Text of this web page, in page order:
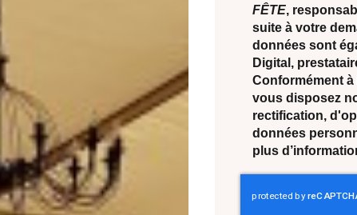
FÊTE,
suite à votre
données sont
Digital,
Conformément
vous disposez
rectification,
données
plus